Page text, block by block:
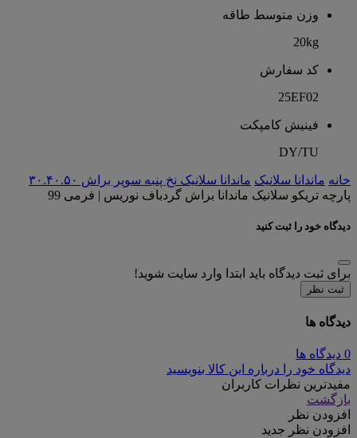
وزن متوسط طاقه
20kg
کد سفارش
25EF02
فینیش کامپکت
DY/TU
خانه ماندانا سلانیک ماندانا سلانیک نخ پنبه سوپر براش ۳۰.۴۰.۵۰
پارچه تریکو سلانیک ماندانا براش گردباف نوریس | فرمی 99
دیدگاه خود را ثبت کنید
برای ثبت دیدگاه باید ابتدا وارد سایت شوید!
ثبت نظر
دیدگاه ها
0 دیدگاه ها
دیدگاه خود را درباره این کالا بنویسید
مفیدترین نظرات کاربران
بازگشت
افزودن نظر
افزودن نظر جدید